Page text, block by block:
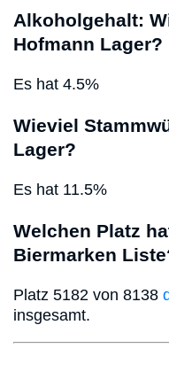
Alkoholgehalt:
Hofmann Lager?
Es hat 4.5%
Wieviel
Lager?
Es hat 11.5%
Welchen Platz
Biermarken
Platz 5182 von 8138
insgesamt.